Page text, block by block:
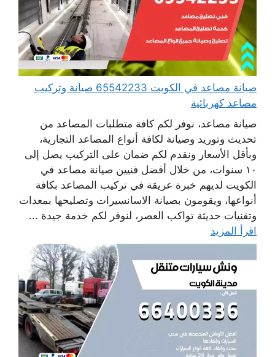
صيانة مصاعد في الكويت 65542233 صيانة وتركيب
مصاعد كهربائية
صيانة مصاعد، نوفر لكم كافة متطلبات المصاعد من
تحديث وتوريد وصيانة لكافة أنواع المصاعد التجارية،
وبأقل الأسعار ونقدم لكم ضمان على التركيب يصل إلى
١٠ سنوات، من خلال أفضل فنيين صيانة مصاعد في
الكويت لديهم خبرة عريقة في تركيب المصاعد بكافة
أنواعها، ويقومون بصيانة الاسانسيرات وتصليحها بمعدات
وتقنيات حديثة تواكب العصر، لنوفر لكم خدمة جيدة ...
اقرأ المزيد